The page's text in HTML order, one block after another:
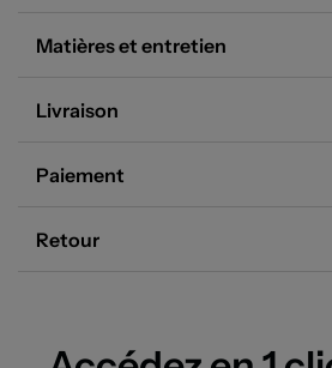
Matières et entretien
Livraison
Paiement
Retour